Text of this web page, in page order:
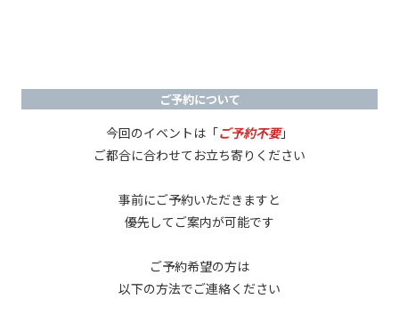
ご予約について
今回のイベントは「ご予約不要」
ご都合に合わせてお立ち寄りください
事前にご予約いただきますと
優先してご案内が可能です
ご予約希望の方は
以下の方法でご連絡ください